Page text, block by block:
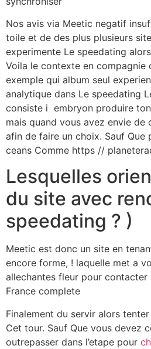
Nos avis via Meetic negatif
toile et de des plus plusieurs
experimente Le speedating
Voila le contexte en compagnie
exemple qui album seul
analytique dans Le speedating
consiste i embryon produire
mais quand vous avez envie de
afin de faire un choix. Sauf Que
ceans Comme https //
Lesquelles
du site avec
speedating ? )
Meetic est donc un site en
encore forme, ! laquelle met a
allechantes fleur pour contacter
France complete
Finalement du servir alors
Cet tour. Sauf Que vous devez
outrepasser dans l’etape pour